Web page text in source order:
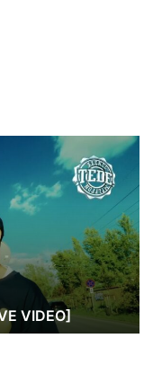
VIDEO]
|
20
lat